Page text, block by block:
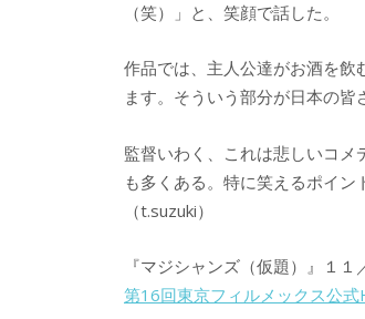
（笑）」と、笑顔で話した。
作品では、主人公達がお酒を飲
ます。そういう部分が日本の皆
監督いわく、これは悲しいコ
も多くある。特に笑えるポイン
（t.suzuki）
『マジシャンズ（仮題）』１
第16回東京フィルメックス公式